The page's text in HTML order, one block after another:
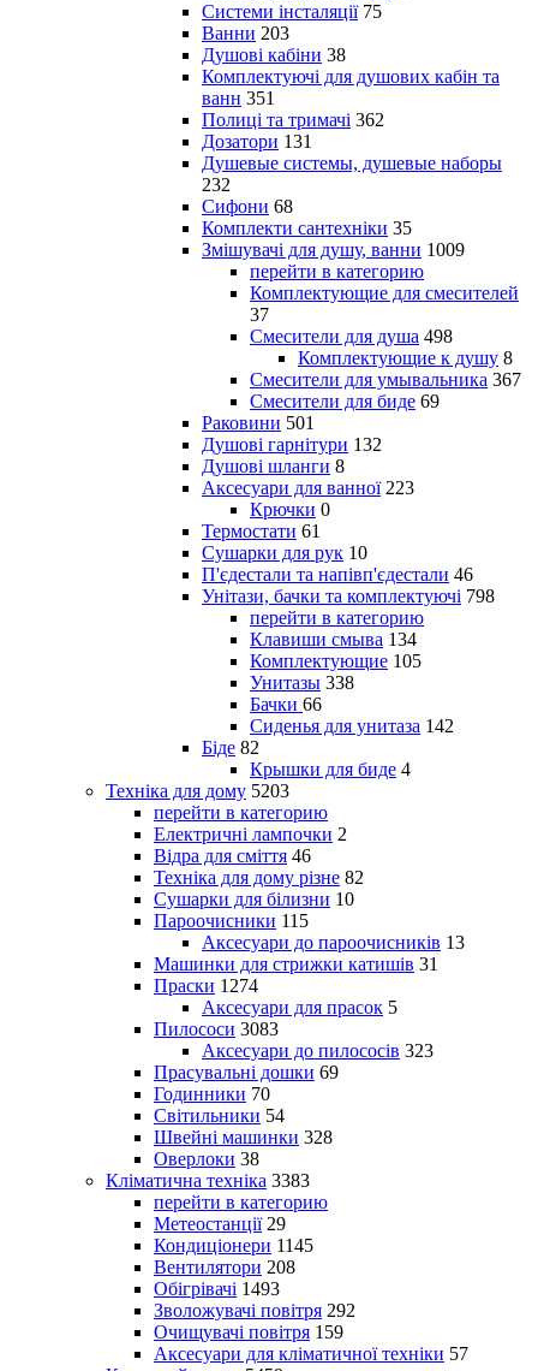
Системи інсталяції 75
Ванни 203
Душові кабіни 38
Комплектуючі для душових кабін та
ванн 351
Полиці та тримачі 362
Дозатори 131
Душевые системы, душевые наборы
232
Сифони 68
Комплекти сантехніки 35
Змішувачі для душу, ванни 1009
перейти в категорию
Комплектующие для смесителей
37
Смесители для душа 498
Комплектующие к душу 8
Смесители для умывальника 367
Смесители для биде 69
Раковини 501
Душові гарнітури 132
Душові шланги 8
Аксесуари для ванної 223
Крючки 0
Термостати 61
Сушарки для рук 10
П'єдестали та напівп'єдестали 46
Унітази, бачки та комплектуючі 798
перейти в категорию
Клавиши смыва 134
Комплектующие 105
Унитазы 338
Бачки 66
Сиденья для унитаза 142
Біде 82
Крышки для биде 4
Техніка для дому 5203
перейти в категорию
Електричні лампочки 2
Відра для сміття 46
Техніка для дому різне 82
Сушарки для білизни 10
Пароочисники 115
Аксесуари до пароочисників 13
Машинки для стрижки катишів 31
Праски 1274
Аксесуари для прасок 5
Пилососи 3083
Аксесуари до пилососів 323
Прасувальні дошки 69
Годинники 70
Світильники 54
Швейні машинки 328
Оверлоки 38
Кліматична техніка 3383
перейти в категорию
Метеостанції 29
Кондиціонери 1145
Вентилятори 208
Обігрівачі 1493
Зволожувачі повітря 292
Очищувачі повітря 159
Аксесуари для кліматичної техніки 57